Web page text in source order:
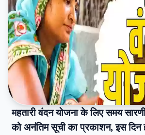
महतारी वंदन योजना के लिए समय
को अनंतिम सूची का प्रकाशन, इस दिन